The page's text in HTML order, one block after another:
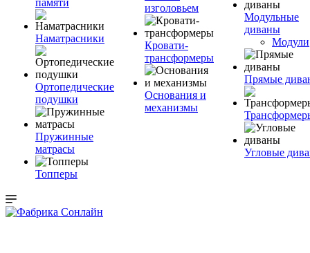
памяти
Наматрасники
Ортопедические
подушки
Пружинные
матрасы
Топперы
изголовьем
Кровати-
трансформеры
Основания и
механизмы
Модульные
диваны
Модули
Прямые
Угловые